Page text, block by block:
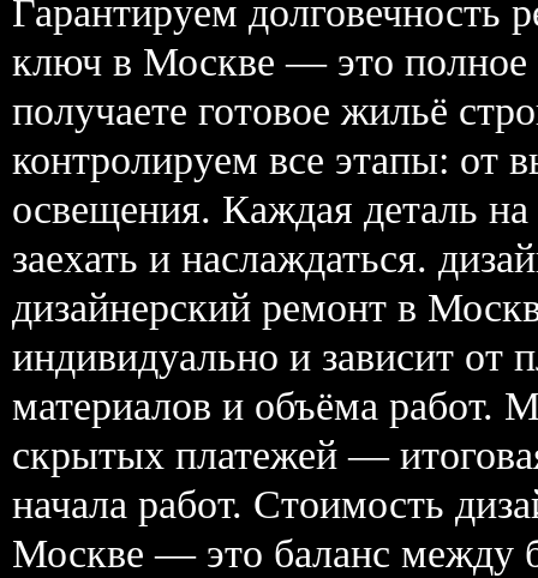
Гарантируем долговечность
ключ в Москве — это полное
получаете готовое жильё
контролируем все этапы: от
освещения. Каждая деталь
заехать и наслаждаться.
дизайнерский ремонт в
индивидуально и зависит от
материалов и объёма работ.
скрытых платежей —
начала работ. Стоимость
Москве — это баланс